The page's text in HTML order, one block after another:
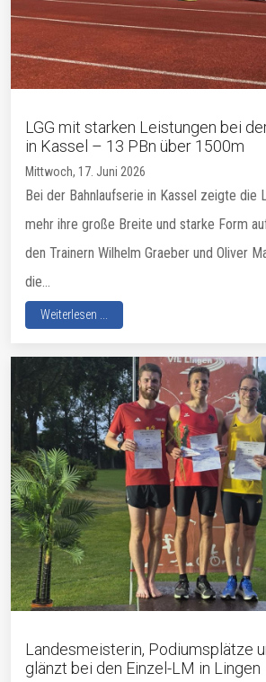
LGG mit starken Leistungen bei
in Kassel – 13 PBn über 1500m
Mittwoch, 17. Juni 2026
Bei der Bahnlaufserie in Kassel zeigte die
mehr ihre große Breite und starke Form
den Trainern Wilhelm Graeber und Oliver
die...
Weiterlesen ...
Landesmeisterin, Podiumsplätze
glänzt bei den Einzel-LM in Lingen